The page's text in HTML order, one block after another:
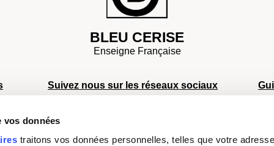
vos données
traitons vos données personnelles, telles que votre
BLEU CERISE
Enseigne Française
Suivez nous sur les réseaux sociaux
Facebook Instagram TikTok Youtube